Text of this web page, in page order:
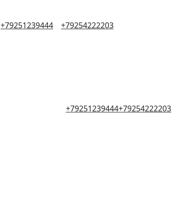
+79251239444 +79254222203
+79251239444+79254222203